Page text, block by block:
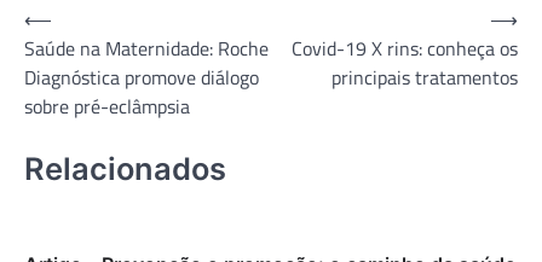
Navegação
de
Post
⟵
Saúde na Maternidade: Roche
Diagnóstica promove diálogo
sobre pré-eclâmpsia
Covid-19 X rins: conheça os
principais tratamentos
⟶
Relacionados